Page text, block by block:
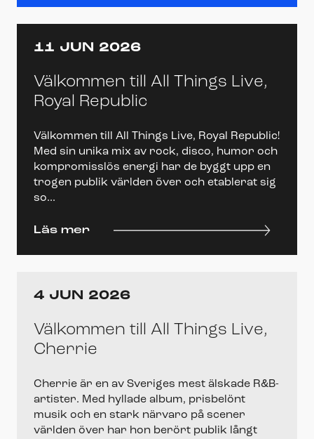
11 JUN 2026
Välkommen till All Things Live,
Royal Republic
Välkommen till All Things Live, Royal Republic!
Med sin unika mix av rock, disco, humor och
kompromisslös energi har de byggt upp en
trogen publik världen över och etablerat sig
so...
Läs mer
4 JUN 2026
Välkommen till All Things Live,
Cherrie
Cherrie är en av Sveriges mest älskade R&B-
artister. Med hyllade album, prisbelönt
musik och en stark närvaro på scener
världen över har hon berört publik långt